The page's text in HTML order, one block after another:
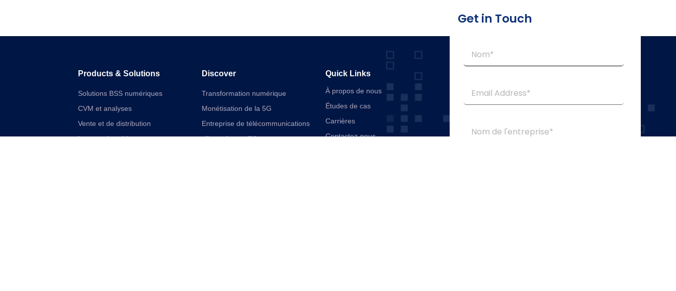
Products & Solutions
Solutions BSS numériques
CVM et analyses
Vente et de distribution
Internet des objets
Discover
Transformation numérique
Monétisation de la 5G
Entreprise de télécommunications
alimentée par l’IA
Quick Links
À propos de nous
Études de cas
Carrières
Contactez-nous
Get in Touch